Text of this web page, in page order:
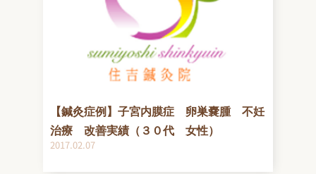
【鍼灸症例】子宮内膜症 卵巣嚢腫 不妊
治療 改善実績（３０代 女性）
2017.02.07